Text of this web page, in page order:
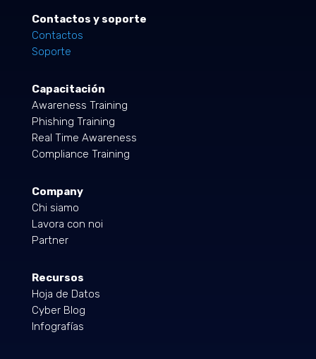
Contactos y soporte
Contactos
Soporte
Capacitación
Awareness Training
Phishing Training
Real Time Awareness
Compliance Training
Company
Chi siamo
Lavora con noi
Partner
Recursos
Hoja de Datos
Cyber Blog
Infografías